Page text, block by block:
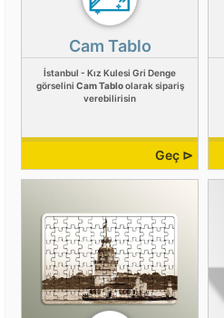
Cam Tablo
İstanbul - Kız Kulesi Gri Denge
görselini Cam Tabloolarak sipariş
verebilirisin
Geç ⊳